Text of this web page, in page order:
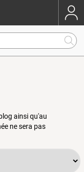
ainsi qu'au
ne sera pas